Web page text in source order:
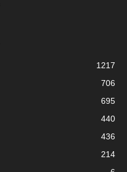
1217
706
695
440
436
214